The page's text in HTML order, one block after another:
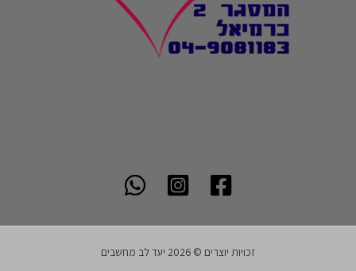
זכויות יוצרים © 2026 יעד לב מחשבים